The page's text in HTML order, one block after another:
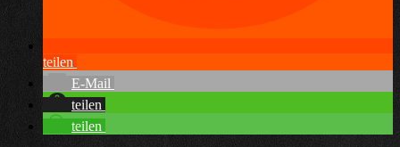
teilen
E-Mail
teilen
teilen